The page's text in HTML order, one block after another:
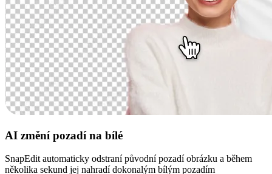
AI změní pozadí na bílé
SnapEdit automaticky odstraní původní pozadí obrázku a během
několika sekund jej nahradí dokonalým bílým pozadím